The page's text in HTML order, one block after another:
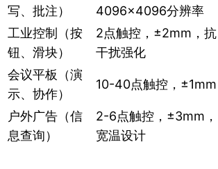
写、批注）
4096×4096分辨率
工业控制（按
钮、滑块）
2点触控，±2mm，抗
干扰强化
会议平板（演
示、协作）
10-40点触控，±1mm
户外广告（信
息查询）
2-6点触控，±3mm，
宽温设计